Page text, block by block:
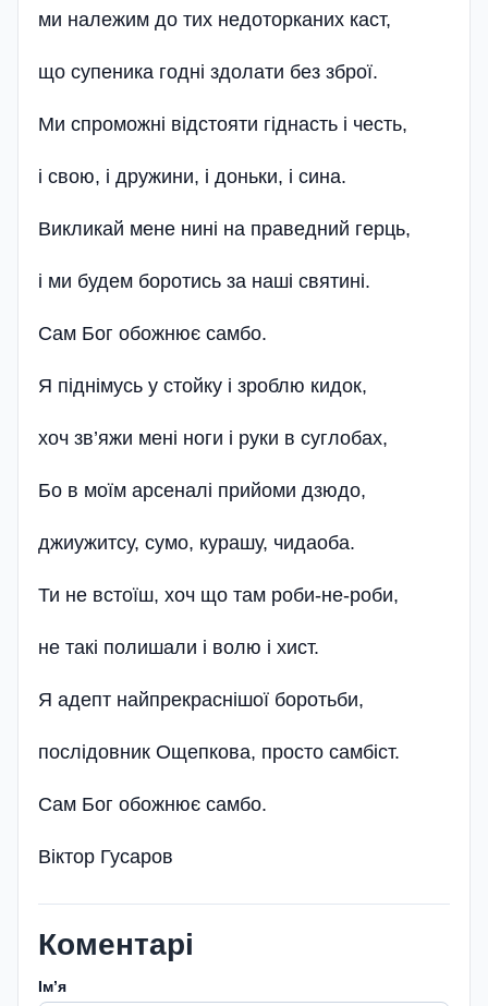
ми належим до тих недоторканих каст,
що супеника годні здолати без зброї.
Ми спроможні відстояти гіднасть і честь,
і свою, і дружини, і доньки, і сина.
Викликай мене нині на праведний герць,
і ми будем боротись за наші святині.
Сам Бог обожнює самбо.
Я піднімусь у стойку і зроблю кидок,
хоч зв’яжи мені ноги і руки в суглобах,
Бо в моїм арсеналі прийоми дзюдо,
джиужитсу, сумо, курашу, чидаоба.
Ти не встоїш, хоч що там роби-не-роби,
не такі полишали і волю і хист.
Я адепт найпрекраснішої боротьби,
послідовник Ощепкова, просто самбіст.
Сам Бог обожнює самбо.
Віктор Гусаров
Коментарі
Імʼя